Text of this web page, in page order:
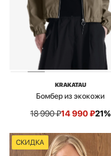
KRAKATAU
Бомбер из экокожи
18 990₽14 990₽21%
СКИДКА